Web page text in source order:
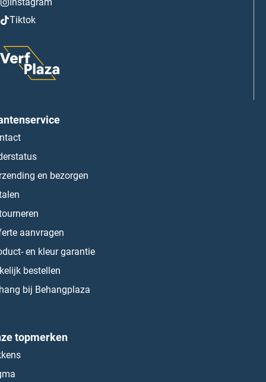
Tiktok
en bezorgen
aanvragen
en kleur garantie
bestellen
bij Behangplaza
topmerken